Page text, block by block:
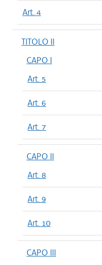
Art. 4
TITOLO II
CAPO I
Art. 5
Art. 6
Art. 7
CAPO II
Art. 8
Art. 9
Art. 10
CAPO III